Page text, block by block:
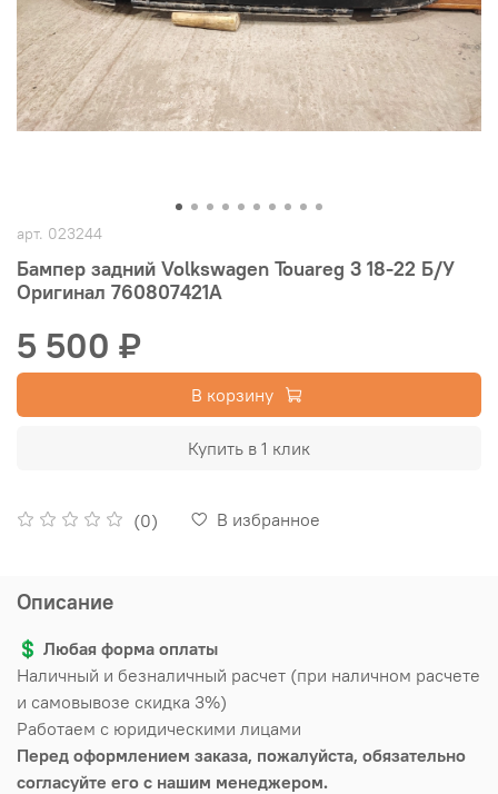
арт. 023244
Бампер задний Volkswagen Touareg 3 18-22 Б/У
Оригинал 760807421A
(0) В избранное
5 500 ₽
В корзину
Купить в 1 клик
Описание
💲 Любая форма оплаты
Наличный и безналичный расчет (при наличном расчете
и самовывозе скидка 3%)
Работаем с юридическими лицами
Перед оформлением заказа, пожалуйста, обязательно
согласуйте его с нашим менеджером.